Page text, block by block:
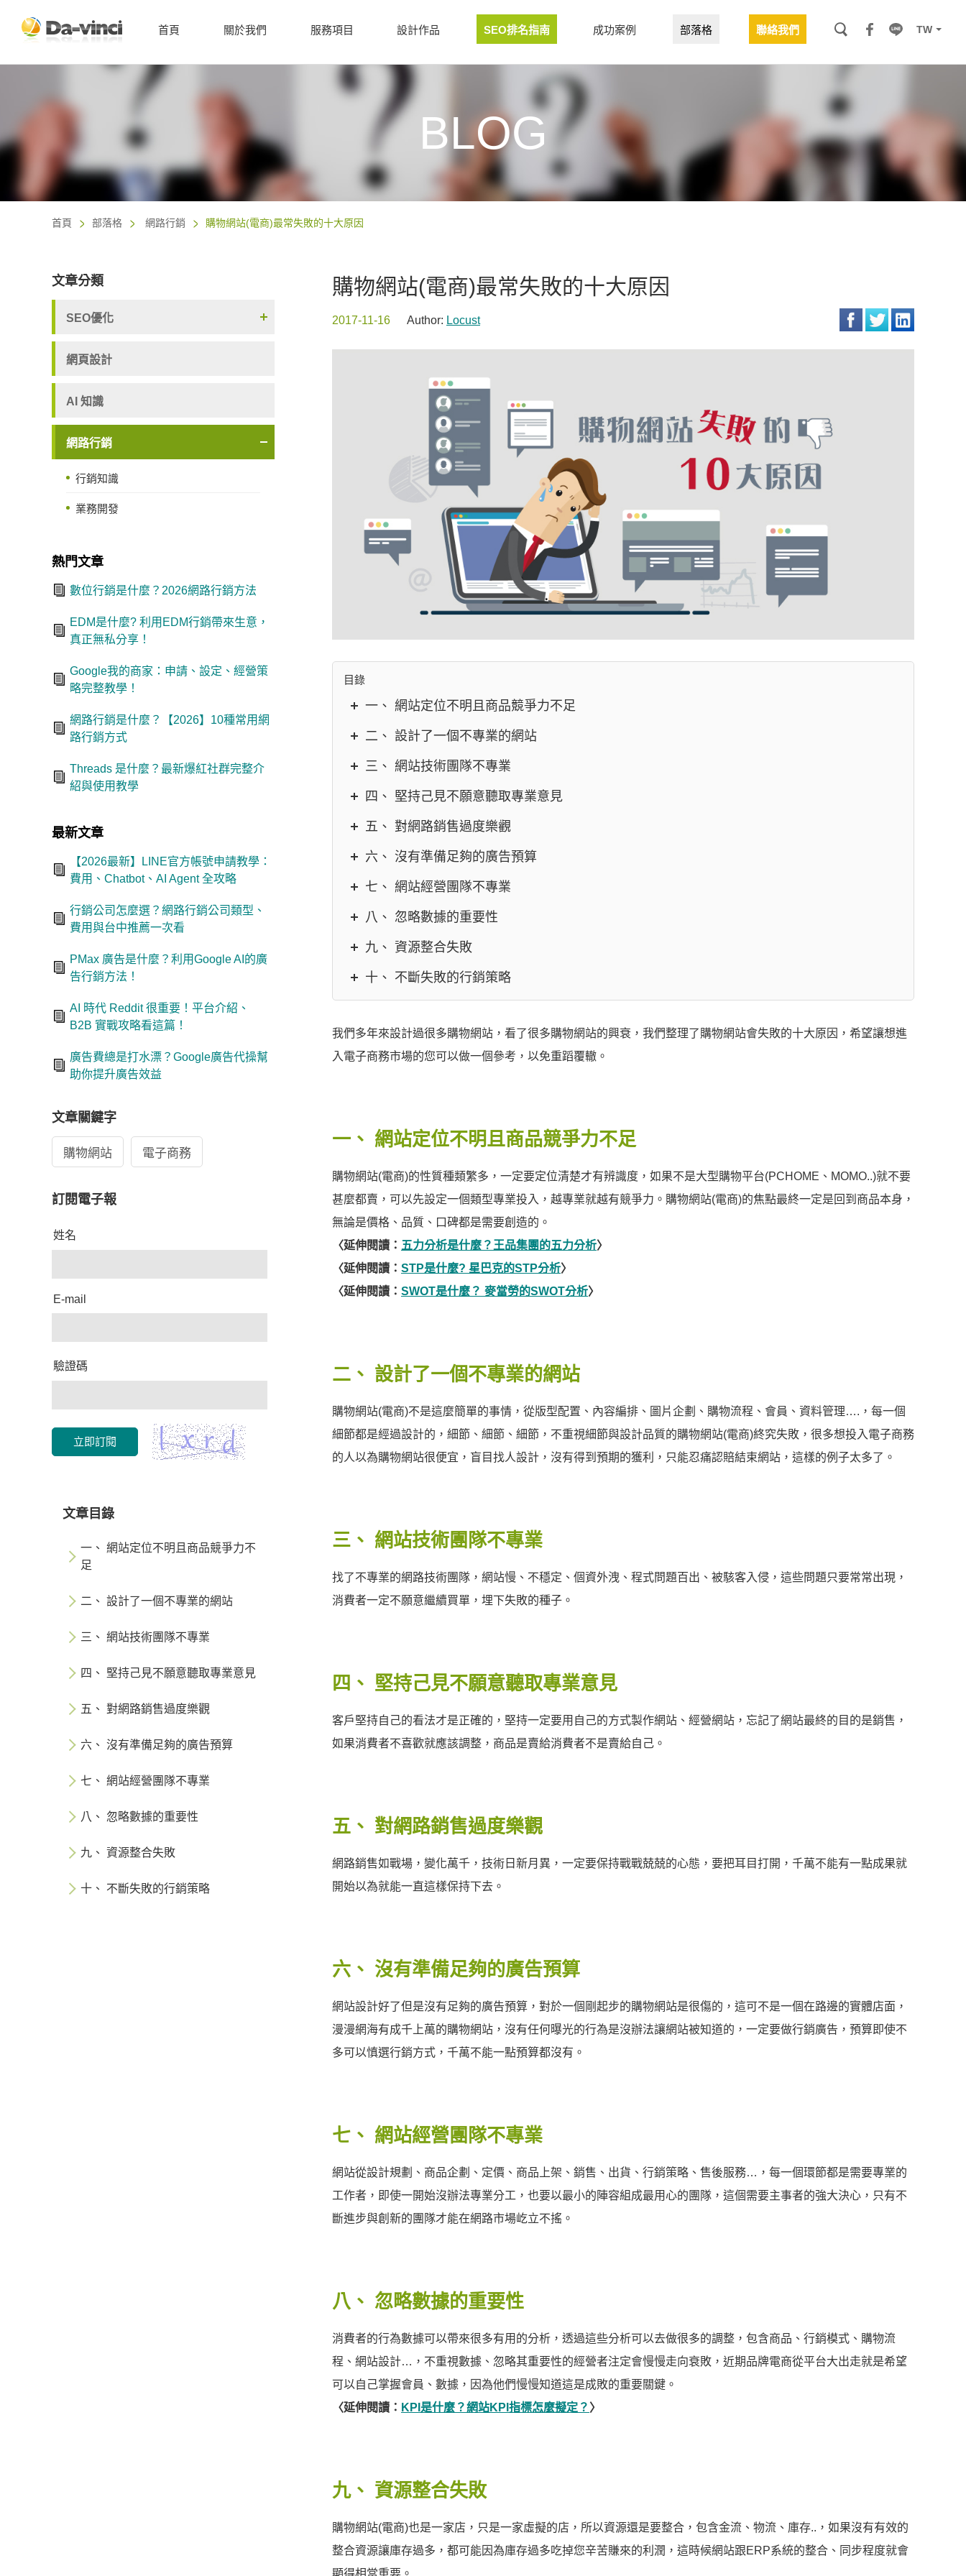
TW
首頁 關於我們 服務項目 設計作品 SEO排名指南 成功案例 部落格 聯絡我們
BLOG
首頁 部落格 網路行銷 購物網站(電商)最常失敗的十大原因
購物網站(電商)最常失敗的十大原因
2017-11-16 Author: Locust
目錄
一、 網站定位不明且商品競爭力不足
二、 設計了一個不專業的網站
三、 網站技術團隊不專業
四、 堅持己見不願意聽取專業意見
五、 對網路銷售過度樂觀
六、 沒有準備足夠的廣告預算
七、 網站經營團隊不專業
八、 忽略數據的重要性
九、 資源整合失敗
十、 不斷失敗的行銷策略
我們多年來設計過很多購物網站，看了很多購物網站的興衰，我們整理了購物網站會失敗的十大原因，希望讓想進
入電子商務市場的您可以做一個參考，以免重蹈覆轍。
一、 網站定位不明且商品競爭力不足
購物網站(電商)的性質種類繁多，一定要定位清楚才有辨識度，如果不是大型購物平台(PCHOME、MOMO..)就不要
甚麼都賣，可以先設定一個類型專業投入，越專業就越有競爭力。購物網站(電商)的焦點最終一定是回到商品本身，
無論是價格、品質、口碑都是需要創造的。
〈延伸閱讀： 五力分析是什麼？王品集團的五力分析〉
〈延伸閱讀： STP是什麼? 星巴克的STP分析〉
〈延伸閱讀： SWOT是什麼？ 麥當勞的SWOT分析〉
二、 設計了一個不專業的網站
購物網站(電商)不是這麼簡單的事情，從版型配置、內容編排、圖片企劃、購物流程、會員、資料管理….，每一個
細節都是經過設計的，細節、細節、細節，不重視細節與設計品質的購物網站(電商)終究失敗，很多想投入電子商務
的人以為購物網站很便宜，盲目找人設計，沒有得到預期的獲利，只能忍痛認賠結束網站，這樣的例子太多了。
三、 網站技術團隊不專業
找了不專業的網路技術團隊，網站慢、不穩定、個資外洩、程式問題百出、被駭客入侵，這些問題只要常常出現，
消費者一定不願意繼續買單，埋下失敗的種子。
四、 堅持己見不願意聽取專業意見
客戶堅持自己的看法才是正確的，堅持一定要用自己的方式製作網站、經營網站，忘記了網站最終的目的是銷售，
如果消費者不喜歡就應該調整，商品是賣給消費者不是賣給自己。
五、 對網路銷售過度樂觀
網路銷售如戰場，變化萬千，技術日新月異，一定要保持戰戰兢兢的心態，要把耳目打開，千萬不能有一點成果就
開始以為就能一直這樣保持下去。
六、 沒有準備足夠的廣告預算
網站設計好了但是沒有足夠的廣告預算，對於一個剛起步的購物網站是很傷的，這可不是一個在路邊的實體店面，
漫漫網海有成千上萬的購物網站，沒有任何曝光的行為是沒辦法讓網站被知道的，一定要做行銷廣告，預算即使不
多可以慎選行銷方式，千萬不能一點預算都沒有。
七、 網站經營團隊不專業
網站從設計規劃、商品企劃、定價、商品上架、銷售、出貨、行銷策略、售後服務…，每一個環節都是需要專業的
工作者，即使一開始沒辦法專業分工，也要以最小的陣容組成最用心的團隊，這個需要主事者的強大決心，只有不
斷進步與創新的團隊才能在網路市場屹立不搖。
八、 忽略數據的重要性
消費者的行為數據可以帶來很多有用的分析，透過這些分析可以去做很多的調整，包含商品、行銷模式、購物流
程、網站設計…，不重視數據、忽略其重要性的經營者注定會慢慢走向衰敗，近期品牌電商從平台大出走就是希望
可以自己掌握會員、數據，因為他們慢慢知道這是成敗的重要關鍵。
〈延伸閱讀： KPI是什麼？網站KPI指標怎麼擬定？ 〉
九、 資源整合失敗
購物網站(電商)也是一家店，只是一家虛擬的店，所以資源還是要整合，包含金流、物流、庫存..，如果沒有有效的
整合資源讓庫存過多，都可能因為庫存過多吃掉您辛苦賺來的利潤，這時候網站跟ERP系統的整合、同步程度就會
顯得相當重要。
文章分類
SEO優化
網頁設計
AI 知識
網路行銷
行銷知識
業務開發
熱門文章
數位行銷是什麼？2026網路行銷方法
EDM是什麼? 利用EDM行銷帶來生意，
真正無私分享！
Google我的商家：申請、設定、經營策
略完整教學！
網路行銷是什麼？【2026】10種常用網
路行銷方式
Threads 是什麼？最新爆紅社群完整介
紹與使用教學
最新文章
【2026最新】LINE官方帳號申請教學：
費用、Chatbot、AI Agent 全攻略
行銷公司怎麼選？網路行銷公司類型、
費用與台中推薦一次看
PMax 廣告是什麼？利用Google AI的廣
告行銷方法！
AI 時代 Reddit 很重要！平台介紹、
B2B 實戰攻略看這篇！
廣告費總是打水漂？Google廣告代操幫
助你提升廣告效益
文章關鍵字
購物網站 電子商務
訂閱電子報
姓名
E-mail
驗證碼
立即訂閱
文章目錄
一、 網站定位不明且商品競爭力不
足
二、 設計了一個不專業的網站
三、 網站技術團隊不專業
四、 堅持己見不願意聽取專業意見
五、 對網路銷售過度樂觀
六、 沒有準備足夠的廣告預算
七、 網站經營團隊不專業
八、 忽略數據的重要性
九、 資源整合失敗
十、 不斷失敗的行銷策略